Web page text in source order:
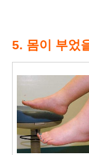
5. 몸이 부었